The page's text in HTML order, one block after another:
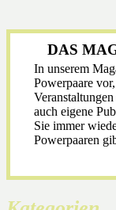
DAS
In unserem
Powerpaare
auch eigene
Sie immer
Powerpaaren